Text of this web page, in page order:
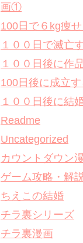
画①
100日で６kg痩
１００日で滅亡
１００日後に作
100日後に成立
１００日後に結
Readme
Uncategorized
カウントダウン
ゲーム攻略・解説
ちえこの結婚
チラ裏シリーズ
チラ裏漫画